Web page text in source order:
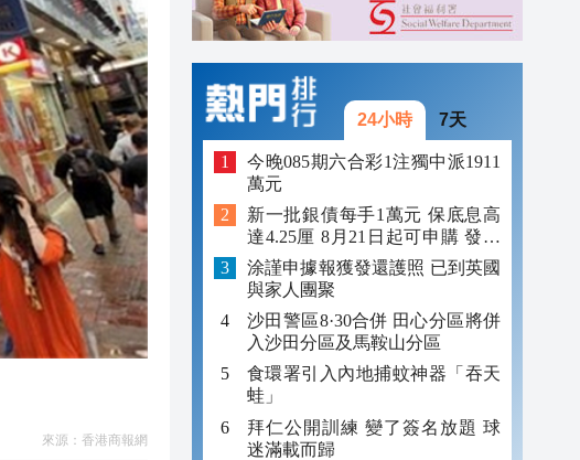
來源： 香港商報網
24小時 7天
今晚085期六合彩1注獨中派1911
萬元
新一批銀債每手1萬元 保底息高
達4.25厘 8月21日起可申購 發行
金額最多550億
涂謹申據報獲發還護照 已到英國
與家人團聚
沙田警區8·30合併 田心分區將併
入沙田分區及馬鞍山分區
食環署引入內地捕蚊神器「吞天
蛙」
拜仁公開訓練 變了簽名放題 球
迷滿載而歸